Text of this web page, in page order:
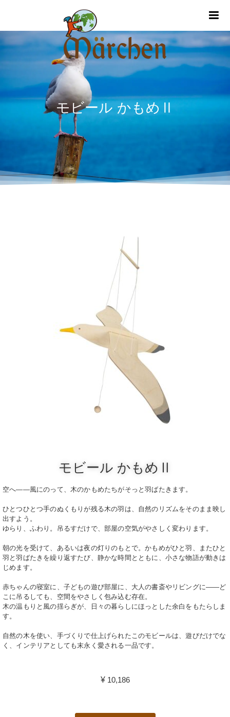
モビール かもめⅡ
モビール かもめⅡ
空へ――風にのって、木のかもめたちがそっと羽ばたきます。
ひとつひとつ手のぬくもりが残る木の羽は、自然のリズムをそのまま映し
出すよう。
ゆらり、ふわり。吊るすだけで、部屋の空気がやさしく変わります。
朝の光を受けて、あるいは夜の灯りのもとで。かもめがひと羽、またひと
羽と羽ばたきを繰り返すたび、静かな時間とともに、小さな物語が動きは
じめます。
赤ちゃんの寝室に、子どもの遊び部屋に、大人の書斎やリビングに――ど
こに吊るしても、空間をやさしく包み込む存在。
木の温もりと風の揺らぎが、日々の暮らしにほっとした余白をもたらしま
す。
自然の木を使い、手づくりで仕上げられたこのモビールは、遊びだけでな
く、インテリアとしても末永く愛される一品です。
¥ 10,186